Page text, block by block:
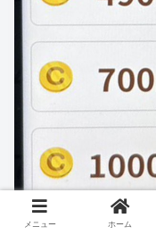
メニュー ホーム